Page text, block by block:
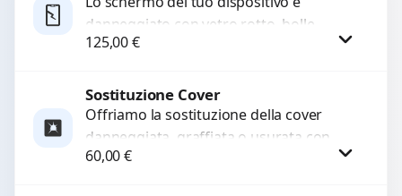
danneggiato con vetro rotto, bolle,
macchie, schermo nero o pixel morti?
125,00€
Procedi
Sostituzione Cover
Offriamo la sostituzione della cover
danneggiata, graffiata o usurata con
ricambi di alta qualità e garantiti.
60,00€